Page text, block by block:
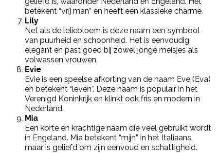
betekent “vrij man” en heeft een klassieke charme.
Lily
Net als de leliebloem is deze naam een symbool
van puurheid en schoonheid. Het is eenvoudig,
elegant en past goed bij zowel jonge meisjes als
volwassen vrouwen.
Evie
Evie is een speelse afkorting van de naam Eve (Eva)
en betekent “leven”. Deze naam is populair in het
Verenigd Koninkrijk en klinkt ook fris en modern in
Nederland.
Mia
Een korte en krachtige naam die veel gebruikt wordt
in Engeland. Mia betekent “mijn” in het Italiaans,
maar is geliefd om zijn eenvoud en schattigheid.